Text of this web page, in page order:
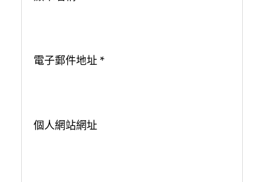
電子郵件地址 *
個人網站網址